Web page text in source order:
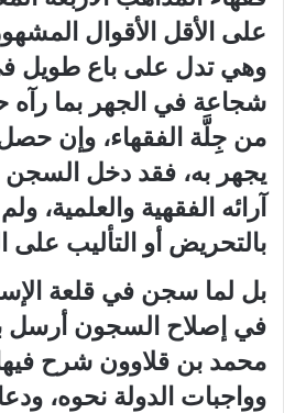
على الأقل الأقوال
وهي تدل على باع طويل
شجاعة في الجهر بما رآه
من جِلَّة الفقهاء، وإن
يجهر به، فقد دخل
آرائه الفقهية والعلمية،
بالتحريض أو التأليب على
بل لما سجن في قلعة
في إصلاح السجون أرسل
محمد بن قلاوون شرح
وواجبات الدولة نحوه،